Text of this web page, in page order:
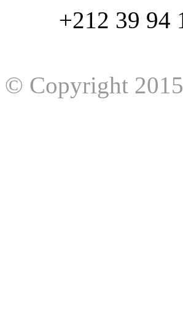
هاتف : 90/88 32 94 39 212+ فاكس : 11 19 94 39 212+
© Copyright 2015